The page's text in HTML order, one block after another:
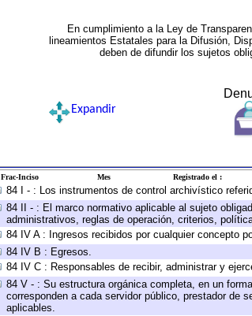
En cumplimiento a la Ley de
lineamientos Estatales para la Difusión,
deben de difundir los sujetos
Expandir
Frac-Inciso Mes Registrado el :
84 I - : Los instrumentos de control archivístico
84 II - : El marco normativo aplicable al sujeto
administrativos, reglas de operación, criterios,
84 IV A : Ingresos recibidos por cualquier concepto
84 IV B : Egresos.
84 IV C : Responsables de recibir, administrar y
84 V - : Su estructura orgánica completa, en un
corresponden a cada servidor público, prestador de
aplicables.